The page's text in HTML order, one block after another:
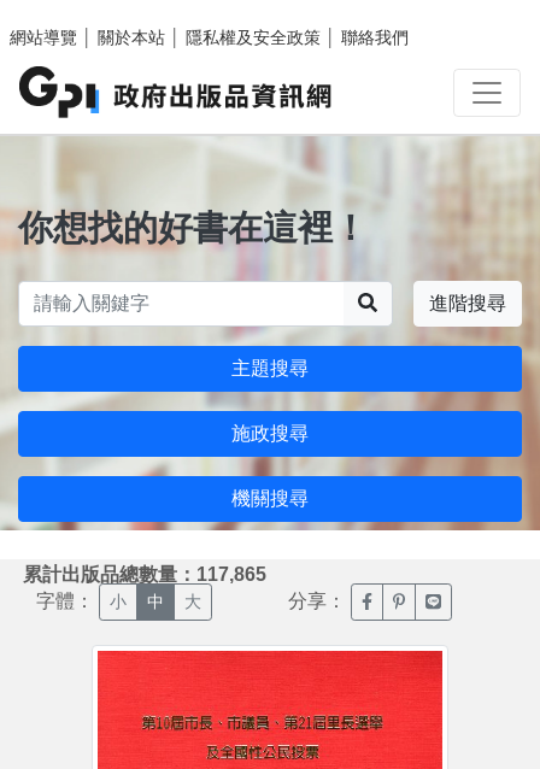
網站導覽
關於本站 隱私權及安全政策 聯絡我們
你想找的好書在這裡！
進階搜尋
主題搜尋
施政搜尋
機關搜尋
累計出版品總數量：117,865
字體： 小 中 大 分享： 臉書分享(另開新視窗)
噗浪分享(另開新
Line分享(另